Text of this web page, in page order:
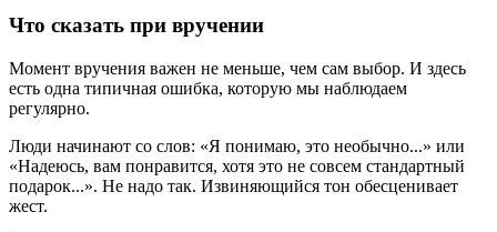
Что сказать при вручении
Момент вручения важен не меньше, чем сам выбор. И здесь
есть одна типичная ошибка, которую мы наблюдаем
регулярно.
Люди начинают со слов: «Я понимаю, это необычно...» или
«Надеюсь, вам понравится, хотя это не совсем стандартный
подарок...». Не надо так. Извиняющийся тон обесценивает
жест.